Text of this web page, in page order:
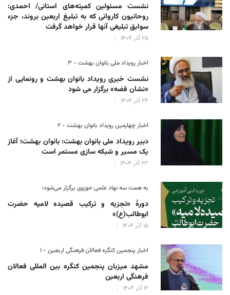
نشست مسئولین کمیته‌های استانی/ احمدی:
روحانیون کاروانی که به تبلیغ اربعین بروند، جزء
سوابق تبلیغی آنها قرار خواهد گرفت
۲۵ آذر ۱۴۰۴
اخبار رویداد ملی بانوان بهشت - ۳
نشست خبری رویداد بانوان بهشت و رونمایی از
«نشان فضه» برگزار می شود
۲۴ آذر ۱۴۰۴
اخبار چهارمین رویداد بانوان بهشت - ۲
دبیر رویداد ملی بانوان بهشت: بانوان بهشت؛ آغاز
یک مسیر و شبکه سازی مستمر است
۲۳ آذر ۱۴۰۴
به همت سه نهاد علمی حوزوی برگزار می‌شود؛
دورهٔ «تجزیه و ترکیب قصیده لامیه حضرت
ابوطالب(ع)»
۱۵ آذر ۱۴۰۴
اخبار پنجمین کنگره فعالان فرهنگی اربعین - ۱
مشهد میزبان پنجمین کنگره بین المللی فعالان
فرهنگی اربعین
۱۲ آذر ۱۴۰۴